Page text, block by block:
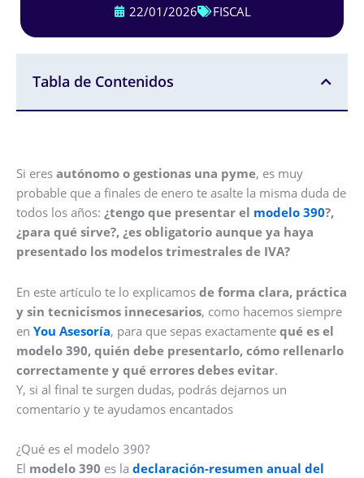
22/01/2026 FISCAL
Tabla de Contenidos
Si eres autónomo o gestionas una pyme, es muy
probable que a finales de enero te asalte la misma duda de
todos los años: ¿tengo que presentar el modelo 390?,
¿para qué sirve?, ¿es obligatorio aunque ya haya
presentado los modelos trimestrales de IVA?
En este artículo te lo explicamos de forma clara, práctica
y sin tecnicismos innecesarios, como hacemos siempre
en You Asesoría, para que sepas exactamente qué es el
modelo 390, quién debe presentarlo, cómo rellenarlo
correctamente y qué errores debes evitar.
Y, si al final te surgen dudas, podrás dejarnos un
comentario y te ayudamos encantados
¿Qué es el modelo 390?
El modelo 390 es la declaración-resumen anual del